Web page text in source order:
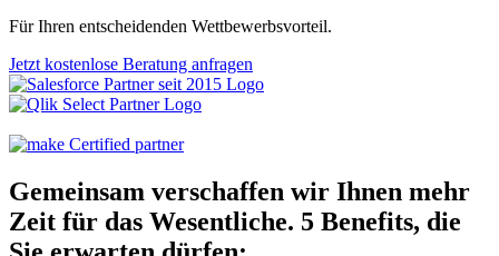
Für Ihren entscheidenden Wettbewerbsvorteil.
Jetzt kostenlose Beratung anfragen
Gemeinsam verschaffen wir Ihnen mehr
Zeit für das Wesentliche. 5 Benefits, die